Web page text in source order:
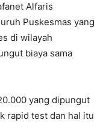
Alfaris
Puskesmas yang
di wilayah
biaya sama
yang dipungut
rapid test dan hal itu